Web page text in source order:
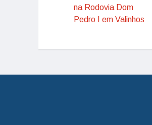
na Rodovia Dom
Pedro I em Valinhos